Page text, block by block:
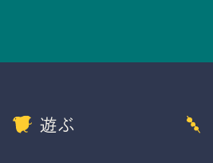
遊ぶ